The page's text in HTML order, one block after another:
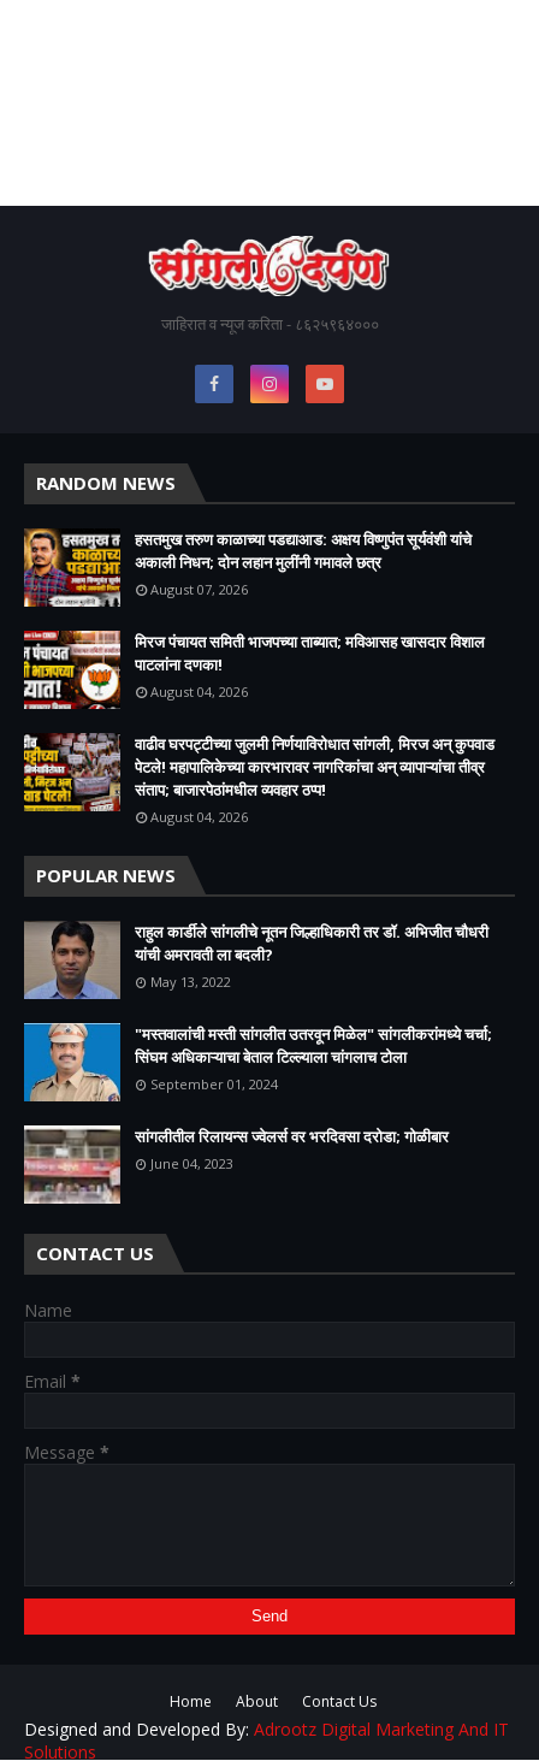
जाहिरात व न्यूज करिता - ८६२५९६४०००
RANDOM NEWS
हसतमुख तरुण काळाच्या पडद्याआड: अक्षय विष्णुपंत सूर्यवंशी यांचे
अकाली निधन; दोन लहान मुलींनी गमावले छत्र
August 07, 2026
मिरज पंचायत समिती भाजपच्या ताब्यात; मविआसह खासदार विशाल
पाटलांना दणका!
August 04, 2026
वाढीव घरपट्टीच्या जुलमी निर्णयाविरोधात सांगली, मिरज अन् कुपवाड
पेटले! महापालिकेच्या कारभारावर नागरिकांचा अन् व्यापाऱ्यांचा तीव्र
संताप; बाजारपेठांमधील व्यवहार ठप्प!​
August 04, 2026
POPULAR NEWS
राहुल कार्डीले सांगलीचे नूतन जिल्हाधिकारी तर डॉ. अभिजीत चौधरी
यांची अमरावती ला बदली?
May 13, 2022
"मस्तवालांची मस्ती सांगलीत उतरवून मिळेल" सांगलीकरांमध्ये चर्चा;
सिंघम अधिकाऱ्याचा बेताल टिल्ल्याला चांगलाच टोला
September 01, 2024
सांगलीतील रिलायन्स ज्वेलर्स वर भरदिवसा दरोडा; गोळीबार
June 04, 2023
CONTACT US
Name
Email *
Message *
Home About Contact Us
Designed and Developed By: Adrootz Digital Marketing And IT
Solutions